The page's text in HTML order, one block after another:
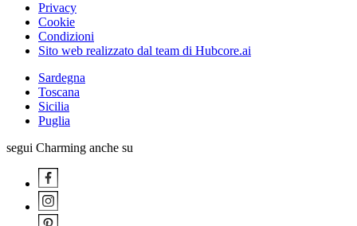
Privacy
Cookie
Condizioni
Sito web realizzato dal team di Hubcore.ai
Sardegna
Toscana
Sicilia
Puglia
segui Charming anche su